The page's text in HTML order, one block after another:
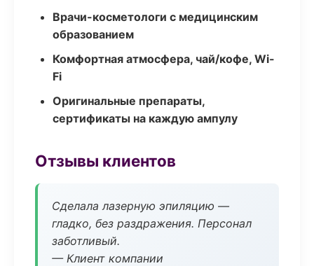
Врачи-косметологи с медицинским
образованием
Комфортная атмосфера, чай/кофе, Wi-
Fi
Оригинальные препараты,
сертификаты на каждую ампулу
Отзывы клиентов
Сделала лазерную эпиляцию —
гладко, без раздражения. Персонал
заботливый.
— Клиент компании